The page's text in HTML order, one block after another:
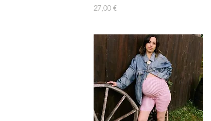
Prix
27,00 €